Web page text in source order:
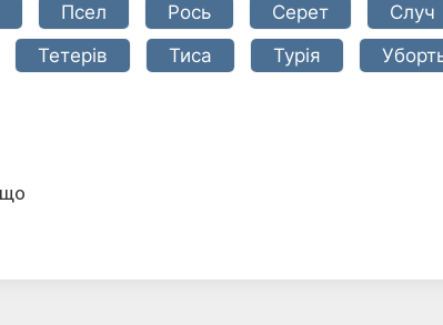
Псел Рось Серет Случ
Тетерів Тиса Турія